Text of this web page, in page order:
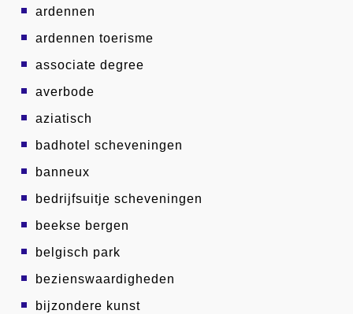
ardennen
ardennen toerisme
associate degree
averbode
aziatisch
badhotel scheveningen
banneux
bedrijfsuitje scheveningen
beekse bergen
belgisch park
bezienswaardigheden
bijzondere kunst